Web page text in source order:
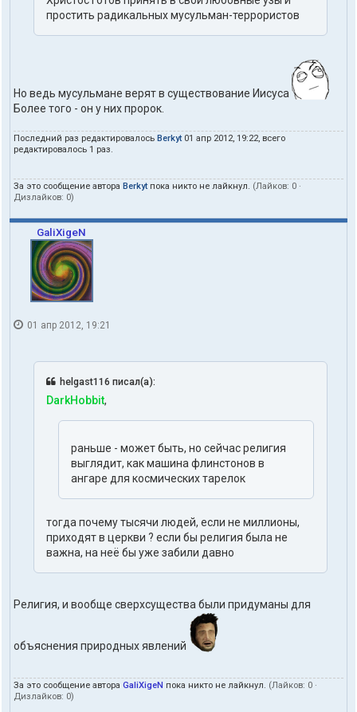
простить радикальных мусульман-террористов
Но ведь мусульмане верят в существование Иисуса
Более того - он у них пророк.
Последний раз редактировалось Berkyt01 апр 2012, 19:22, всего
редактировалось 1 раз.
За это сообщение автора Berkytпока никто не лайкнул. (Лайков: 0 ·
Дизлайков: 0)
GaliXigeN
01 апр 2012, 19:21
helgast116 писал(а):
DarkHobbit,
раньше - может быть, но сейчас религия
выглядит, как машина флинстонов в
ангаре для космических тарелок
тогда почему тысячи людей, если не миллионы,
приходят в церкви ? если бы религия была не
важна, на неё бы уже забили давно
Религия, и вообще сверхсущества были придуманы для
объяснения природных явлений
За это сообщение автора GaliXigeN пока никто не лайкнул. (Лайков: 0 ·
Дизлайков: 0)